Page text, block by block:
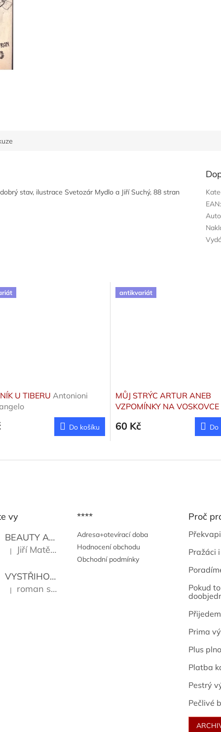
stav, ilustrace Svetozár Mydlo a Jiří Suchý, 88 stran
EAN:
U TIBERU Antonioni
Do košíku
antikvariát
MŮJ STRÝC ARTUR ANEB
VZPOMÍNKY NA
Truhlařík Rudolf
60 Kč Do
vy
BEAUTY AND THE BEAT
Go Go's
Hodnocení produktu je 5 z 5 hvězdiček.
| Jiří Matějů
VYSTŘIHOVÁNKY - PRAŽSKÉ PAMÁTKY Kropáček
Hodnocení produktu je 5 z 5 hvězdiček.
| roman sekanina
****
Adresa+otevírací doba
Hodnocení obchodu
Obchodní podmínky
Proč
Pražáci
Pokud
Prima
Plus
Platba
Pestrý
Pečlivé